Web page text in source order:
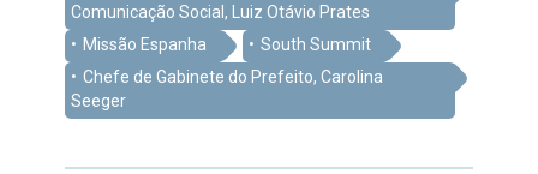
Comunicação Social, Luiz Otávio Prates
Missão Espanha
South Summit
Chefe de Gabinete do Prefeito, Carolina
Seeger